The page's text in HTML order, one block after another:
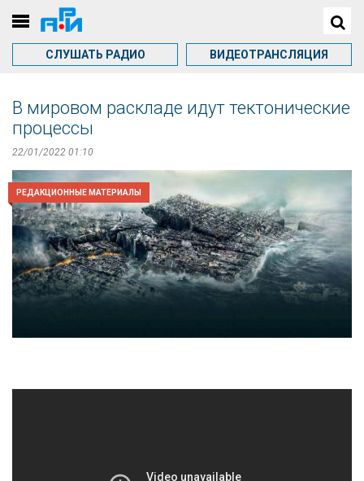
СЛУШАТЬ РАДИО ВИДЕОТРАНСЛЯЦИЯ
В мировом раскладе идут тектонические
процессы
22/01/2022 01:10
РЕДАКЦИОННЫЕ МАТЕРИАЛЫ